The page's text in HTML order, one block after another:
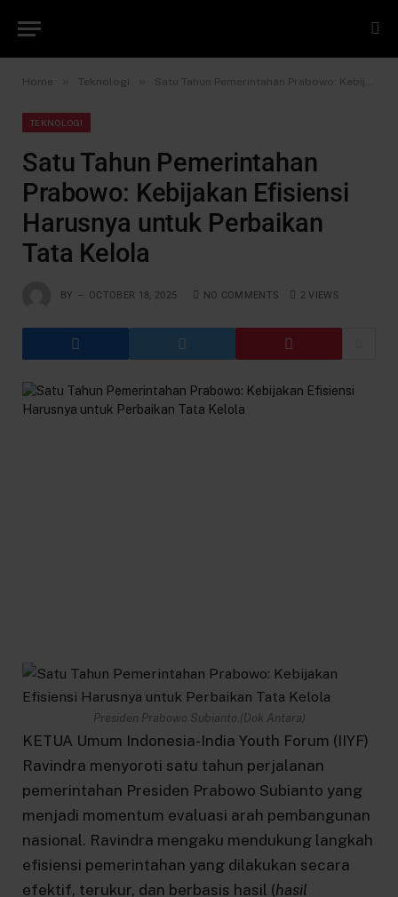
Home Teknologi Satu Tahun Pemerintahan Prabowo: Kebijakan Efisiensi Harusnya untuk Perbaikan Tata Kelola
TEKNOLOGI
Satu Tahun Pemerintahan
Prabowo: Kebijakan Efisiensi
Harusnya untuk Perbaikan
Tata Kelola
BY OCTOBER 18, 2025 NO COMMENTS 2VIEWS
Presiden Prabowo Subianto.(Dok Antara)
KETUA Umum Indonesia-India Youth Forum (IIYF)
Ravindra menyoroti satu tahun perjalanan
pemerintahan Presiden Prabowo Subianto yang
menjadi momentum evaluasi arah pembangunan
nasional. Ravindra mengaku mendukung langkah
efisiensi pemerintahan yang dilakukan secara
efektif, terukur, dan berbasis hasil (hasil